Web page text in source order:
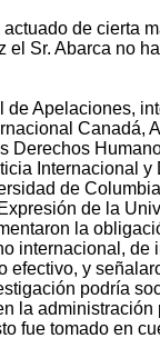
de cierta
el Sr. Abarca no
de Apelaciones,
Canadá,
Derechos
Internacional y
de
de la
la
internacional, de
efectivo, y
podría
la administración
fue tomado en